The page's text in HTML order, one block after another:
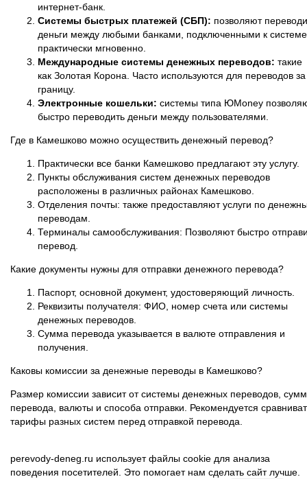
интернет-банк.
Системы быстрых платежей (СБП): позволяют
деньги между любыми банками, подключенными к
практически мгновенно.
Международные системы денежных переводов: такие
как Золотая Корона. Часто используются для переводов за
границу.
Электронные кошельки: системы типа ЮMoney
быстро переводить деньги между пользователями.
Где в Камешково можно осуществить денежный перевод?
Практически все банки Камешково предлагают эту услугу.
Пункты обслуживания систем денежных переводов
расположены в различных районах Камешково.
Отделения почты: также предоставляют услуги по
переводам.
Терминалы самообслуживания: Позволяют быстро
перевод.
Какие документы нужны для отправки денежного перевода?
Паспорт, основной документ, удостоверяющий личность.
Реквизиты получателя: ФИО, номер счета или системы
денежных переводов.
Сумма перевода указывается в валюте отправления и
получения.
Каковы комиссии за денежные переводы в Камешково?
Размер комиссии зависит от системы денежных переводов,
перевода, валюты и способа отправки. Рекомендуется
тарифы разных систем перед отправкой перевода.
perevody-deneg.ru использует файлы cookie для анализа
поведения посетителей. Это помогает нам сделать сайт лучше.